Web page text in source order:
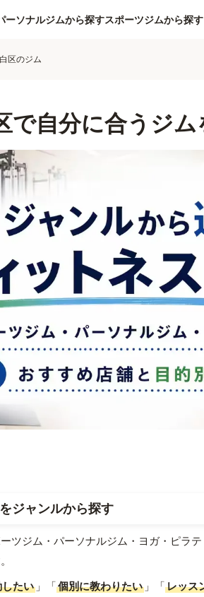
ーソナルジムから探すスポーツジムから探す
区のジム
で自分に合うジム
ジャンルから探す
ツジム・パーソナルジム・ヨガ・ピラ
たい 」「個別に教わりたい 」「レッス